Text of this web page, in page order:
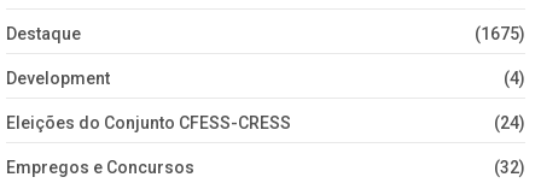
Destaque (1675)
Development (4)
Eleições do Conjunto CFESS-CRESS (24)
Empregos e Concursos (32)